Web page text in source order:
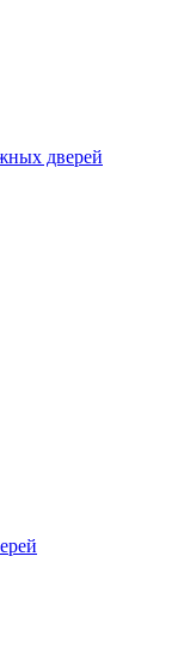
дверей